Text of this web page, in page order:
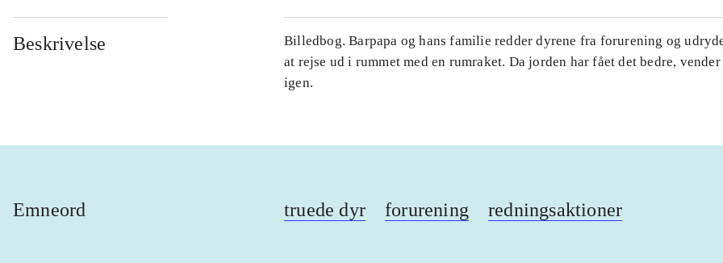
Beskrivelse
Billedbog. Barpapa og hans familie redder dyrene fra forurening og
at rejse ud i rummet med en rumraket. Da jorden har fået det bedre,
igen.
Emneord truede dyr forurening redningsaktioner